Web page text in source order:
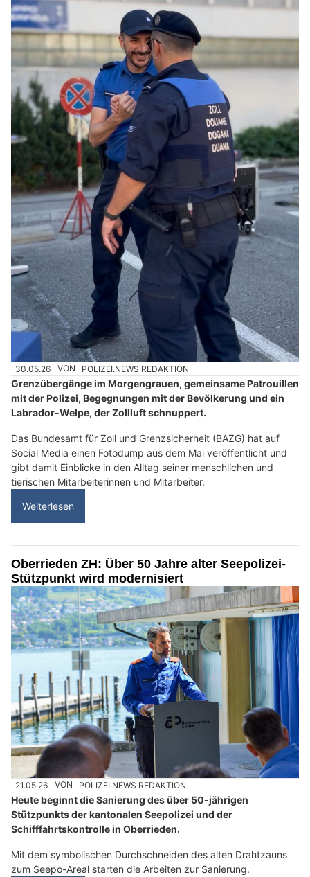
30.05.26 VON POLIZEI.NEWS REDAKTION
Grenzübergänge im Morgengrauen, gemeinsame Patrouillen
mit der Polizei, Begegnungen mit der Bevölkerung und ein
Labrador-Welpe, der Zollluft schnuppert.
Das Bundesamt für Zoll und Grenzsicherheit (BAZG) hat auf
Social Media einen Fotodump aus dem Mai veröffentlicht und
gibt damit Einblicke in den Alltag seiner menschlichen und
tierischen Mitarbeiterinnen und Mitarbeiter.
Weiterlesen
Oberrieden ZH: Über 50 Jahre alter Seepolizei-
Stützpunkt wird modernisiert
21.05.26 VON POLIZEI.NEWS REDAKTION
Heute beginnt die Sanierung des über 50-jährigen
Stützpunkts der kantonalen Seepolizei und der
Schifffahrtskontrolle in Oberrieden.
Mit dem symbolischen Durchschneiden des alten Drahtzauns
zum Seepo-Areal starten die Arbeiten zur Sanierung.